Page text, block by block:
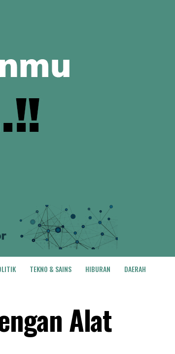
TEKNO & SAINS HIBURAN DAERAH
Alat